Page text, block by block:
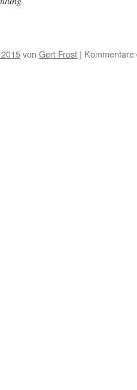
von Gert Frost | Kommentare